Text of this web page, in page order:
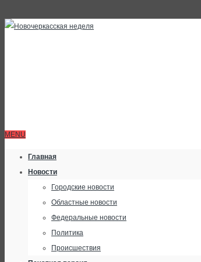
MENU
Главная
Новости
Городские новости
Областные новости
Федеральные новости
Политика
Происшествия